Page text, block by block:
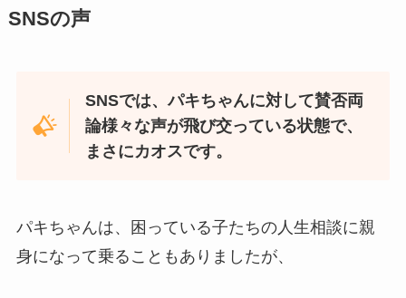
SNSの声
SNSでは、パキちゃんに対して賛否両
論様々な声が飛び交っている状態で、
まさにカオスです。
パキちゃんは、困っている子たちの人生相談に親
身になって乗ることもありましたが、